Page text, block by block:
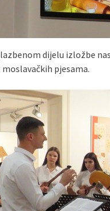
dijelu izložbe
moslavačkih pjesama.